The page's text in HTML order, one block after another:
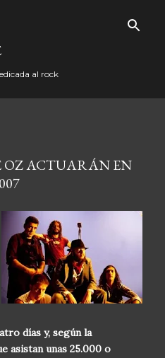
al rock
OZ ACTUARÁN EN
días y, según la
asistan unas 25.000 o